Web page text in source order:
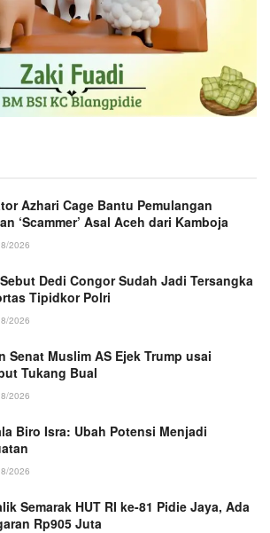
Azhari Cage Bantu Pemulangan
‘Scammer’ Asal Aceh dari Kamboja
2026
Dedi Congor Sudah Jadi Tersangka
Tipidkor Polri
2026
Senat Muslim AS Ejek Trump usai
Tukang Bual
2026
Biro Isra: Ubah Potensi Menjadi
2026
Semarak HUT RI ke-81 Pidie Jaya, Ada
Rp905 Juta